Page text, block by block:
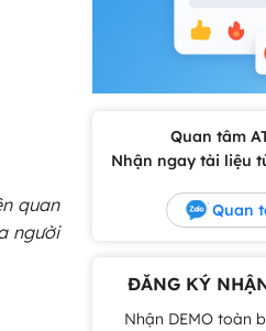
quan
người
Quan tâm
Nhận ngay tài liệu
Quan
ĐĂNG KÝ
Nhận DEMO toàn